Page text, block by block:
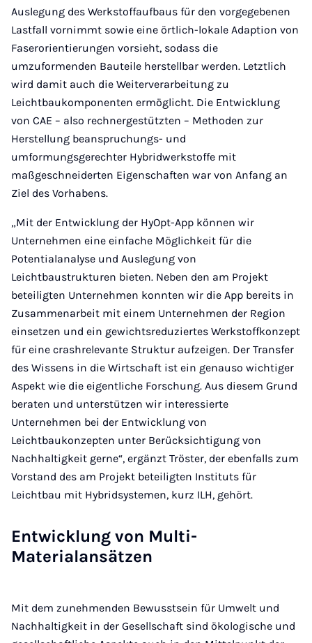
Auslegung des Werkstoffaufbaus für den vorgegebenen
Lastfall vornimmt sowie eine örtlich-lokale Adaption von
Faserorientierungen vorsieht, sodass die
umzuformenden Bauteile herstellbar werden. Letztlich
wird damit auch die Weiterverarbeitung zu
Leichtbaukomponenten ermöglicht. Die Entwicklung
von CAE – also rechnergestützten – Methoden zur
Herstellung beanspruchungs- und
umformungsgerechter Hybridwerkstoffe mit
maßgeschneiderten Eigenschaften war von Anfang an
Ziel des Vorhabens.
„Mit der Entwicklung der HyOpt-App können wir
Unternehmen eine einfache Möglichkeit für die
Potentialanalyse und Auslegung von
Leichtbaustrukturen bieten. Neben den am Projekt
beteiligten Unternehmen konnten wir die App bereits in
Zusammenarbeit mit einem Unternehmen der Region
einsetzen und ein gewichtsreduziertes Werkstoffkonzept
für eine crashrelevante Struktur aufzeigen. Der Transfer
des Wissens in die Wirtschaft ist ein genauso wichtiger
Aspekt wie die eigentliche Forschung. Aus diesem Grund
beraten und unterstützen wir interessierte
Unternehmen bei der Entwicklung von
Leichtbaukonzepten unter Berücksichtigung von
Nachhaltigkeit gerne“, ergänzt Tröster, der ebenfalls zum
Vorstand des am Projekt beteiligten Instituts für
Leichtbau mit Hybridsystemen, kurz ILH, gehört.
Entwicklung von Multi-
Materialansätzen
Mit dem zunehmenden Bewusstsein für Umwelt und
Nachhaltigkeit in der Gesellschaft sind ökologische und